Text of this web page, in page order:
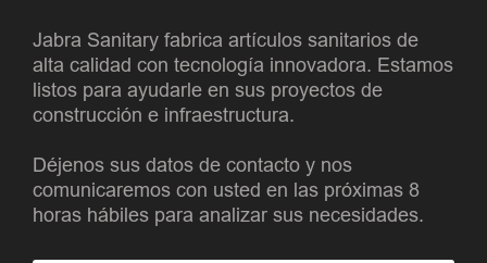
Jabra Sanitary fabrica artículos sanitarios de
alta calidad con tecnología innovadora. Estamos
listos para ayudarle en sus proyectos de
construcción e infraestructura.
Déjenos sus datos de contacto y nos
comunicaremos con usted en las próximas 8
horas hábiles para analizar sus necesidades.